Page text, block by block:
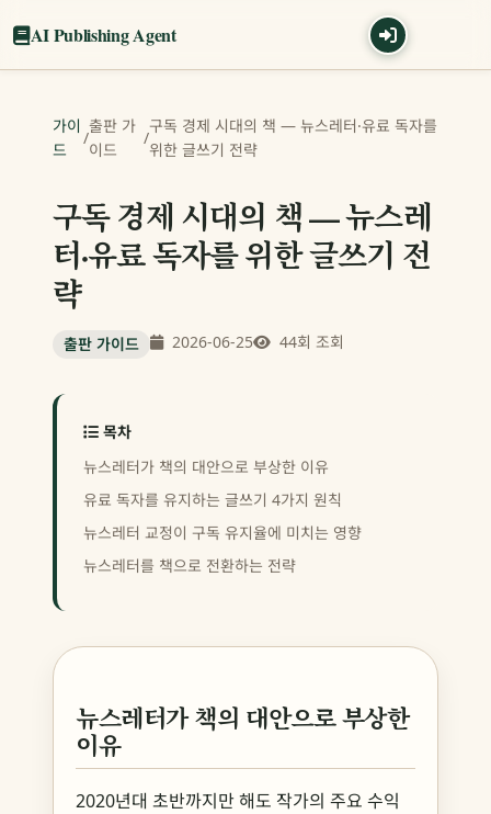
AI Publishing Agent
가이
드
/
출판 가
이드
/
구독 경제 시대의 책 — 뉴스레터·유료 독자를
위한 글쓰기 전략
구독 경제 시대의 책 — 뉴스레
터·유료 독자를 위한 글쓰기 전
략
출판 가이드 2026-06-25 44회 조회
목차
뉴스레터가 책의 대안으로 부상한 이유
유료 독자를 유지하는 글쓰기 4가지 원칙
뉴스레터 교정이 구독 유지율에 미치는 영향
뉴스레터를 책으로 전환하는 전략
뉴스레터가 책의 대안으로 부상한
이유
2020년대 초반까지만 해도 작가의 주요 수익